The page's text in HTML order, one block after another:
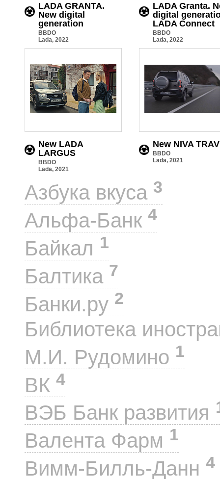
LADA GRANTA.
New digital
generation
BBDO
Lada, 2022
LADA Granta.
digital
LADA Conneсt
BBDO
Lada, 2022
New LADA
LARGUS
BBDO
Lada, 2021
New NIVA
BBDO
Lada, 2021
Азбука вкуса 3
Альфа-Банк 4
Байкал 1
Балтика 7
Банки.ру 2
Библиотека
М.И. Рудомино 1
ВК 4
ВЭБ Банк развития
Валента Фарм 1
Вимм-Билль-Данн 4